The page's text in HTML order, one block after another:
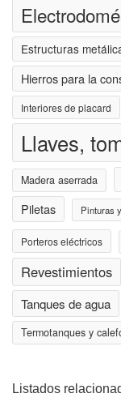
Estructuras
Hierros para la
Interiores de placard
Llaves,
Madera aserrada
Piletas
Pinturas
Porteros eléctricos
Revestimientos
Tanques de agua
Termotanques y
Listados